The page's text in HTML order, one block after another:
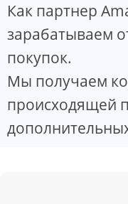
Как партнер
зарабатываем
покупок.
Мы получаем
происходящей